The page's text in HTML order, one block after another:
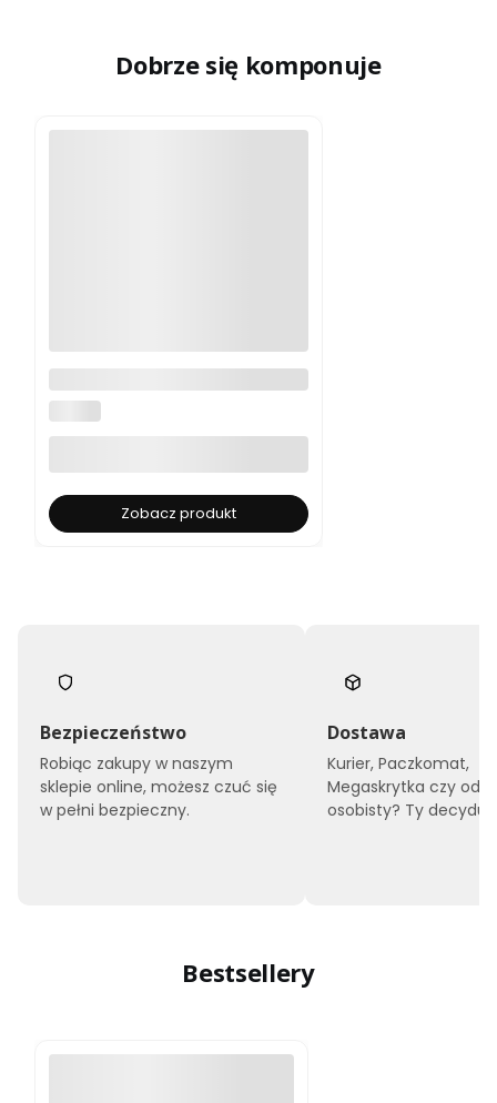
Dobrze się komponuje
Pilot do rolet YOODA ARTISTIC
1-kanałowy, YSH
Zobacz produkt
Bezpieczeństwo
Robiąc zakupy w naszym
sklepie online, możesz czuć się
w pełni bezpieczny.
Dostawa
Kurier, Paczkomat,
Megaskrytka czy
osobisty? Ty
Bestsellery